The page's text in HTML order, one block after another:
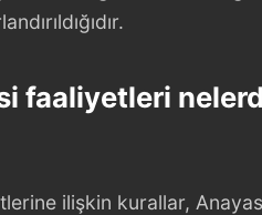
faaliyetleri
ilişkin kurallar,